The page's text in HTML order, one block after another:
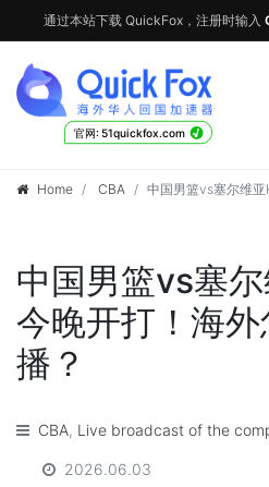
通过本站下载 QuickFox，注册时输入
官网: 51quickfox.com √
Home CBA 中国男篮vs塞尔维
中国男篮vs塞
今晚开打！海
播？
CBA, Live broadcast of the
2026.06.03